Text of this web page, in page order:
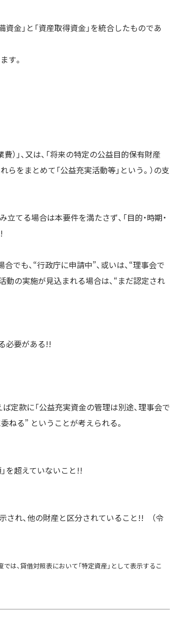
金」と「資産取得資金」を統合したものであ
す。
）」、又は、「将来の特定の公益目的保有財産
らをまとめて「公益充実活動等」という。）の支
立てる場合は本要件を満たさず、「目的・時期・
でも、“行政庁に申請中”、或いは、“理事会で
動の実施が見込まれる場合は、“まだ認定され
必要がある!!
定款に「公益充実資金の管理は別途、理事会で
ねる” ということが考えられる。
を超えていないこと!!
示され、他の財産と区分されていること!! （令
では、貸借対照表において「特定資産」として表示するこ